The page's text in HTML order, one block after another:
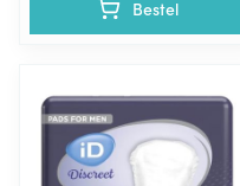
Bestel